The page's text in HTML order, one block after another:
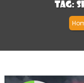
Tag: